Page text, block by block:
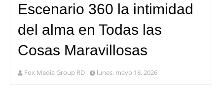
Escenario 360 la intimidad
del alma en Todas las
Cosas Maravillosas
Fox Media Group RD lunes, mayo 18, 2026